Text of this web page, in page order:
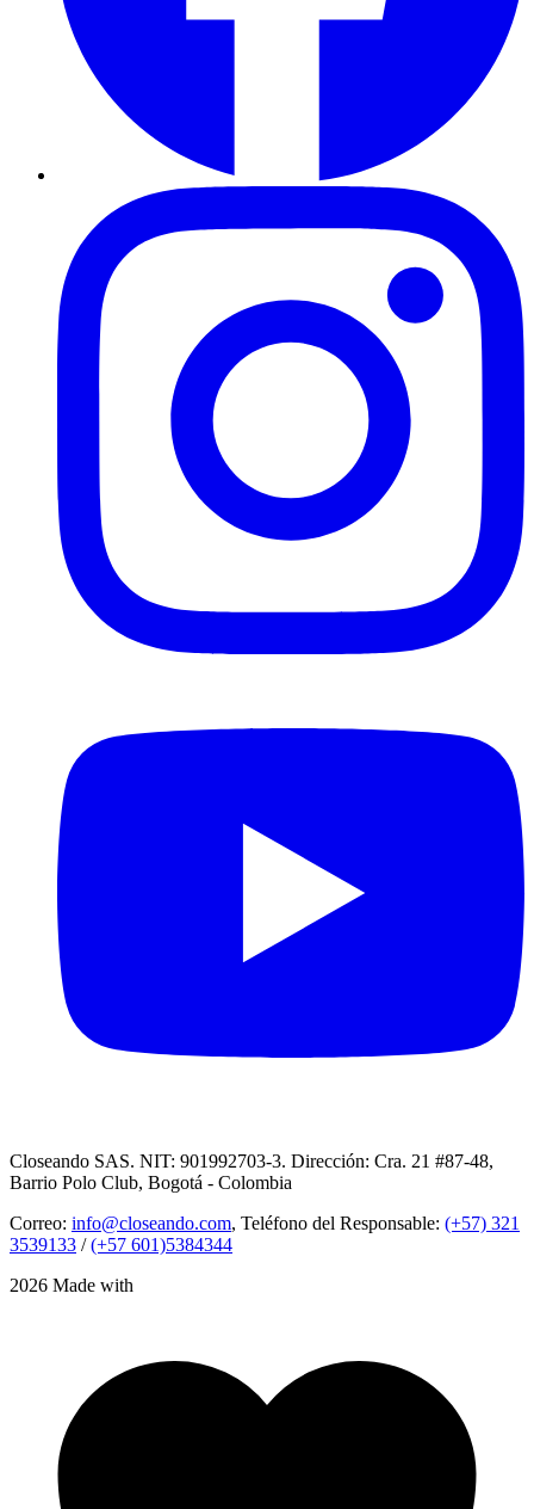
Closeando SAS. NIT: 901992703-3. Dirección: Cra. 21 #87-48,
Barrio Polo Club, Bogotá - Colombia
Correo: info@closeando.com, Teléfono del Responsable: (+57) 321
3539133 /(+57 601)5384344
2026 Made with